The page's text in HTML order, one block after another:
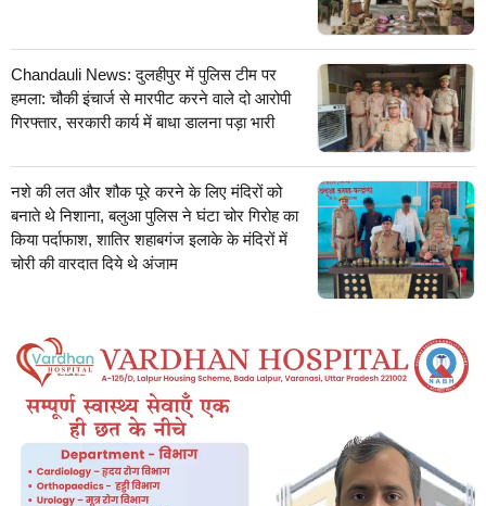
Chandauli News: दुलहीपुर में पुलिस टीम पर
हमला: चौकी इंचार्ज से मारपीट करने वाले दो आरोपी
गिरफ्तार, सरकारी कार्य में बाधा डालना पड़ा भारी
नशे की लत और शौक पूरे करने के लिए मंदिरों को
बनाते थे निशाना, बलुआ पुलिस ने घंटा चोर गिरोह का
किया पर्दाफाश, शातिर शहाबगंज इलाके के मंदिरों में
चोरी की वारदात दिये थे अंजाम